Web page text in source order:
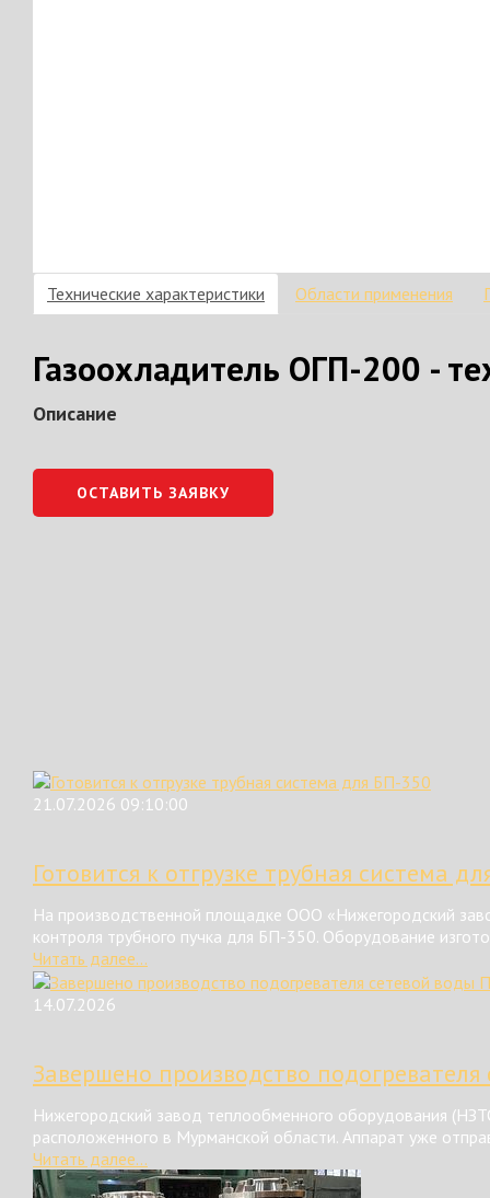
Технические характеристики Области применения
Газоохладитель ОГП-200 -
Описание
ОСТАВИТЬ ЗАЯВКУ
21.07.2026 09:10:00
Готовится к отгрузке трубная система
На производственной площадке ООО «Нижегородский
контроля трубного пучка для БП-350. Оборудование
Читать далее...
14.07.2026
Завершено производство
Нижегородский завод теплообменного оборудования
расположенного в Мурманской области. Аппарат уже
Читать далее...